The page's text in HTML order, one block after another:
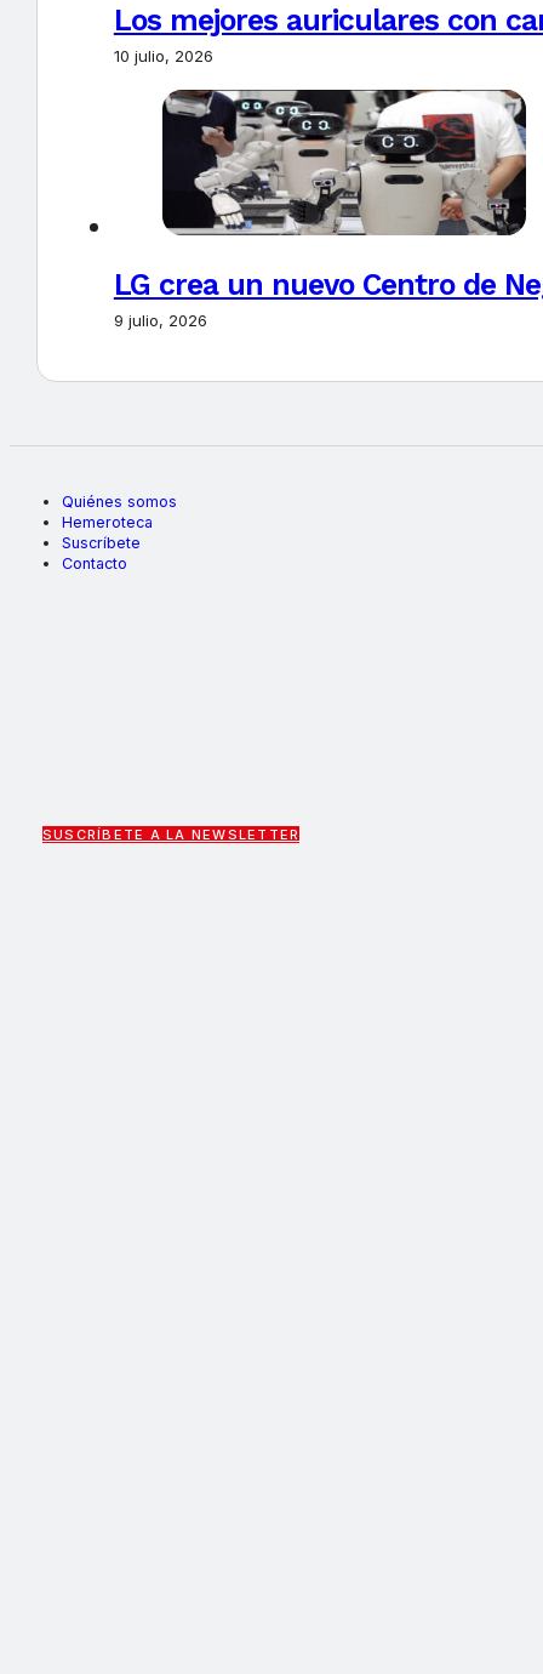
Los mejores auriculares con
10 julio, 2026
LG crea un nuevo Centro de
9 julio, 2026
Quiénes somos
Hemeroteca
Suscríbete
Contacto
SUSCRÍBETE A LA NEWSLETTER